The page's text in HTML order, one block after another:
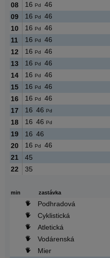
min zastávka
Podhradová
Cyklistická
Atletická
Vodárenská
Mier
08
16 Pd
46
09
16 Pd
46
10
16 Pd
46
11
16 Pd
46
12
16 Pd
46
13
16 Pd
46
14
16 Pd
46
15
16 Pd
46
16
16 Pd
46
17
16 46 Pd
18 16 46 Pd
19 16 46
20
16 Pd
46
21
45
22
35